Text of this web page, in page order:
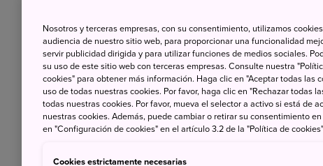
Aquí tienes una guía práctica sobre cómo
del Ministerio de Salud, Trabajo y Bienestar
Nosotros y terceras empresas, con su consentimiento, utilizamos
audiencia de nuestro sitio web, para proporcionar una funcionalidad
servir publicidad dirigida y para utilizar funciones de medios sociales.
su uso de este sitio web con terceras empresas. Consulte nuestra
cookies" para obtener más información. Haga clic en "Aceptar todas las
uso de todas nuestras cookies. Por favor, haga clic en "Rechazar todas
todas nuestras cookies. Por favor, mueva el selector a activo si está de
nuestras cookies. Además, puede cambiar o retirar su consentimiento
en "Configuración de cookies" en el artículo 3.2 de la "Política de
Cookies estrictamente necesarias